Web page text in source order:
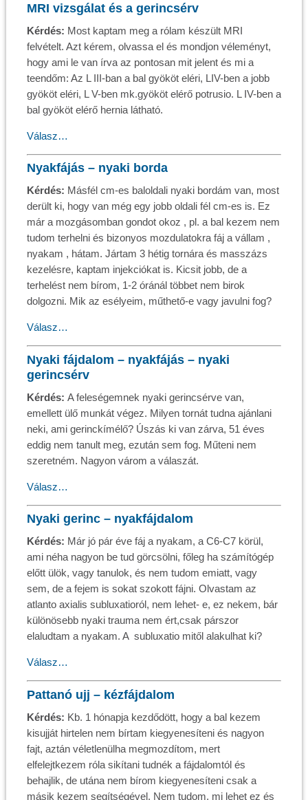
MRI vizsgálat és a gerincsérv
Kérdés: Most kaptam meg a rólam készült MRI
felvételt. Azt kérem, olvassa el és mondjon véleményt,
hogy ami le van írva az pontosan mit jelent és mi a
teendőm: Az L III-ban a bal gyököt eléri, LIV-ben a jobb
gyököt eléri, L V-ben mk.gyököt elérő potrusio. L IV-ben a
bal gyököt elérő hernia látható.
Válasz…
Nyakfájás – nyaki borda
Kérdés: Másfél cm-es baloldali nyaki bordám van, most
derült ki, hogy van még egy jobb oldali fél cm-es is. Ez
már a mozgásomban gondot okoz , pl. a bal kezem nem
tudom terhelni és bizonyos mozdulatokra fáj a vállam ,
nyakam , hátam. Jártam 3 hétig tornára és masszázs
kezelésre, kaptam injekciókat is. Kicsit jobb, de a
terhelést nem bírom, 1-2 óránál többet nem birok
dolgozni. Mik az esélyeim, műthető-e vagy javulni fog?
Válasz…
Nyaki fájdalom – nyakfájás – nyaki
gerincsérv
Kérdés: A feleségemnek nyaki gerincsérve van,
emellett ülő munkát végez. Milyen tornát tudna ajánlani
neki, ami gerinckímélő? Úszás ki van zárva, 51 éves
eddig nem tanult meg, ezután sem fog. Műteni nem
szeretném. Nagyon várom a válaszát.
Válasz…
Nyaki gerinc – nyakfájdalom
Kérdés: Már jó pár éve fáj a nyakam, a C6-C7 körül,
ami néha nagyon be tud görcsölni, főleg ha számítógép
előtt ülök, vagy tanulok, és nem tudom emiatt, vagy
sem, de a fejem is sokat szokott fájni. Olvastam az
atlanto axialis subluxatioról, nem lehet- e, ez nekem, bár
különösebb nyaki trauma nem ért,csak párszor
elaludtam a nyakam. A subluxatio mitől alakulhat ki?
Válasz…
Pattanó ujj – kézfájdalom
Kérdés: Kb. 1 hónapja kezdődött, hogy a bal kezem
kisujját hirtelen nem bírtam kiegyenesíteni és nagyon
fajt, aztán véletlenülha megmozdítom, mert
elfelejtkezem róla sikítani tudnék a fájdalomtól és
behajlik, de utána nem bírom kiegyenesíteni csak a
másik kezem segítségével. Nem tudom, mi lehet ez és